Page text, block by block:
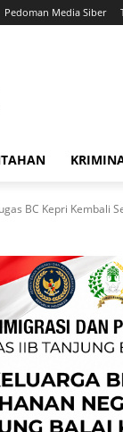
Pedoman Media Siber
BC Kepri Kembali